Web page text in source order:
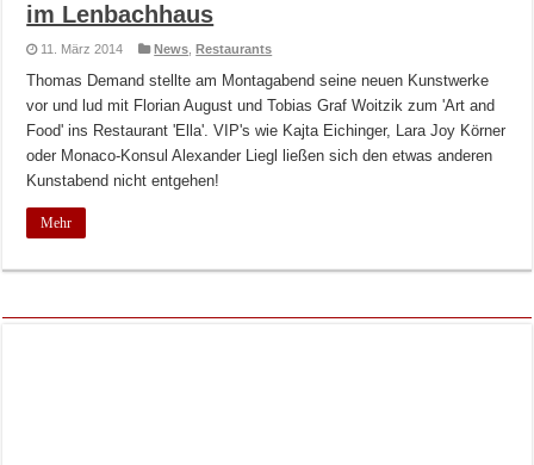
im Lenbachhaus
11. März 2014 News ,Restaurants
Thomas Demand stellte am Montagabend seine neuen Kunstwerke
vor und lud mit Florian August und Tobias Graf Woitzik zum 'Art and
Food' ins Restaurant 'Ella'. VIP's wie Kajta Eichinger, Lara Joy Körner
oder Monaco-Konsul Alexander Liegl ließen sich den etwas anderen
Kunstabend nicht entgehen!
Mehr